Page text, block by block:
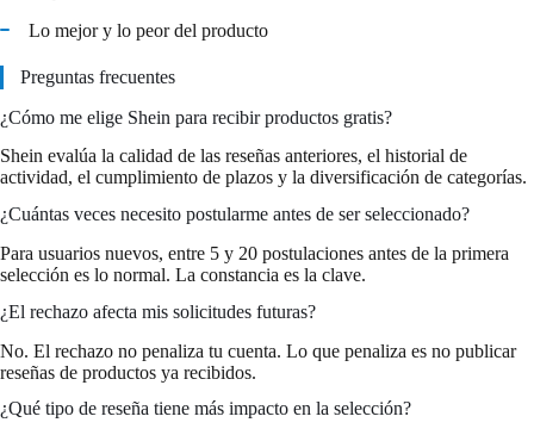
Lo mejor y lo peor del producto
Preguntas frecuentes
¿Cómo me elige Shein para recibir productos gratis?
Shein evalúa la calidad de las reseñas anteriores, el historial de
actividad, el cumplimiento de plazos y la diversificación de categorías.
¿Cuántas veces necesito postularme antes de ser seleccionado?
Para usuarios nuevos, entre 5 y 20 postulaciones antes de la primera
selección es lo normal. La constancia es la clave.
¿El rechazo afecta mis solicitudes futuras?
No. El rechazo no penaliza tu cuenta. Lo que penaliza es no publicar
reseñas de productos ya recibidos.
¿Qué tipo de reseña tiene más impacto en la selección?